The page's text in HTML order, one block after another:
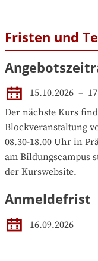
Fristen und
15.10.2026 –
Der nächste Kurs
Blockveranstaltung
08.30-18.00 Uhr in
am Bildungscampus
der Kurswebsite.
Anmeldefrist
16.09.2026